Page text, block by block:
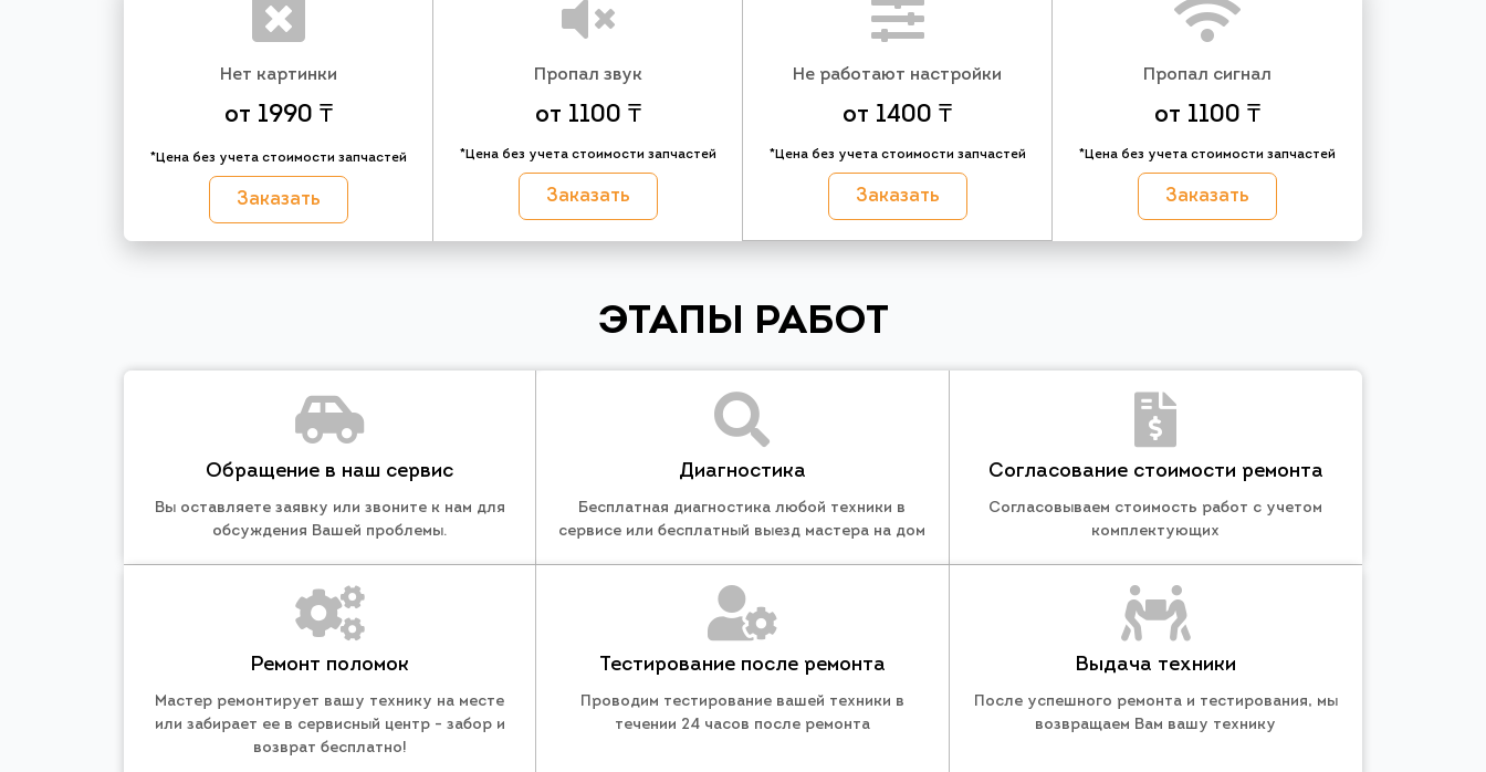
Нет картинки
от 1990 ₸
*Цена без учета стоимости запчастей
Заказать
Пропал звук
от 1100 ₸
*Цена без учета стоимости запчастей
Заказать
Не работают настройки
от 1400 ₸
*Цена без учета стоимости запчастей
Заказать
Пропал сигнал
от 1100 ₸
*Цена без учета стоимости запчастей
Заказать
ЭТАПЫ РАБОТ
Обращение в наш сервис
Вы оставляете заявку или звоните к нам для
обсуждения Вашей проблемы.
Диагностика
Бесплатная диагностика любой техники в
сервисе или бесплатный выезд мастера на дом
Согласование стоимости ремонта
Согласовываем стоимость работ с учетом
комплектующих
Ремонт поломок
Мастер ремонтирует вашу технику на месте
или забирает ее в сервисный центр - забор и
возврат бесплатно!
Тестирование после ремонта
Проводим тестирование вашей техники в
течении 24 часов после ремонта
Выдача техники
После успешного ремонта и тестирования, мы
возвращаем Вам вашу технику